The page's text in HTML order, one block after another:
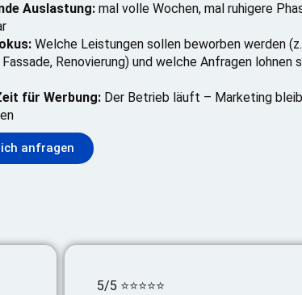
Auslastung: mal volle Wochen, mal ruhigere
Welche Leistungen sollen beworben werden
Renovierung) und welche Anfragen lohnen
für Werbung: Der Betrieb läuft – Marketing
anfragen
5/5 ⭐⭐⭐⭐⭐